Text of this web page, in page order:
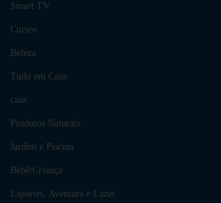
Smart TV
Cursos
Beleza
Tudo em Casa
casa
Produtos Naturais
Jardim e Piscina
Bebê/Criança
Esportes, Aventura e Lazer